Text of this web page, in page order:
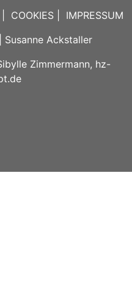
COOKIES
IMPRESSUM
Ackstaller
Zimmermann, hz-